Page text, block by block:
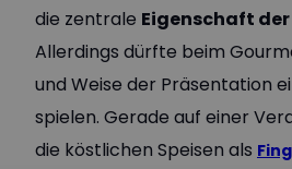
die zentrale Eigenschaft
Allerdings dürfte beim
und Weise der Präsentation
spielen. Gerade auf einer
die köstlichen Speisen als